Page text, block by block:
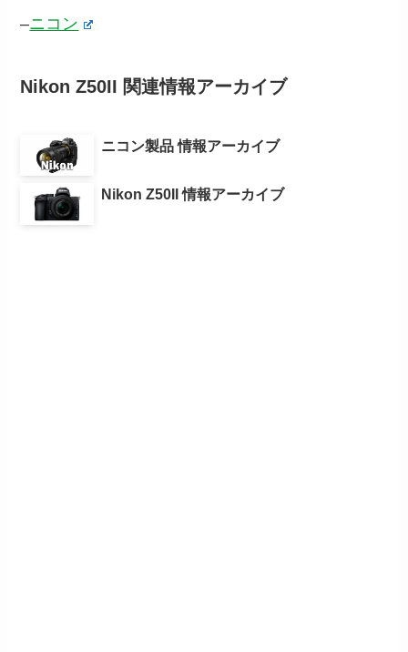
–ニコン
Nikon Z50II 関連情報アーカイブ
ニコン製品 情報アーカイブ
Nikon Z50II 情報アーカイブ